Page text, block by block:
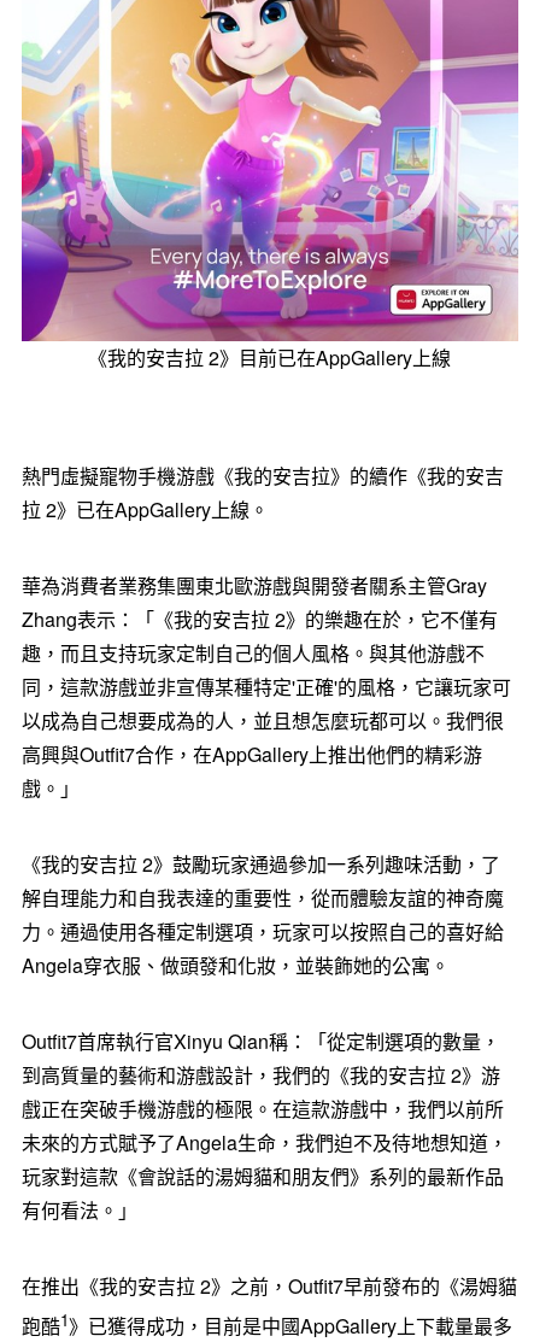
《我的安吉拉 2》目前已在AppGallery上線
熱門虛擬寵物手機游戲《我的安吉拉》的續作《我的安吉
拉 2》已在AppGallery上線。
華為消費者業務集團東北歐游戲與開發者關系主管Gray
Zhang表示：「《我的安吉拉 2》的樂趣在於，它不僅有
趣，而且支持玩家定制自己的個人風格。與其他游戲不
同，這款游戲並非宣傳某種特定'正確'的風格，它讓玩家可
以成為自己想要成為的人，並且想怎麼玩都可以。我們很
高興與Outfit7合作，在AppGallery上推出他們的精彩游
戲。」
《我的安吉拉 2》鼓勵玩家通過參加一系列趣味活動，了
解自理能力和自我表達的重要性，從而體驗友誼的神奇魔
力。通過使用各種定制選項，玩家可以按照自己的喜好給
Angela穿衣服、做頭發和化妝，並裝飾她的公寓。
Outfit7首席執行官Xinyu Qian稱：「從定制選項的數量，
到高質量的藝術和游戲設計，我們的《我的安吉拉 2》游
戲正在突破手機游戲的極限。在這款游戲中，我們以前所
未來的方式賦予了Angela生命，我們迫不及待地想知道，
玩家對這款《會說話的湯姆貓和朋友們》系列的最新作品
有何看法。」
在推出《我的安吉拉 2》之前，Outfit7早前發布的《湯姆貓
跑酷1》已獲得成功，目前是中國AppGallery上下載量最多